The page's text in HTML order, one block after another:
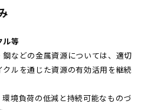
ル等
などの金属資源については、適切
ルを通じた資源の有効活用を継続
境負荷の低減と持続可能なものづ